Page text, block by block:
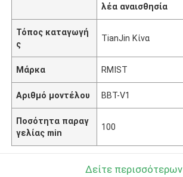
λέα αναισθησία
Τόπος καταγωγή
ς
TianJin Κίνα
Μάρκα RMIST
Αριθμό μοντέλου BBT-V1
Ποσότητα παραγ
γελίας min
100
Δείτε περισσότερων